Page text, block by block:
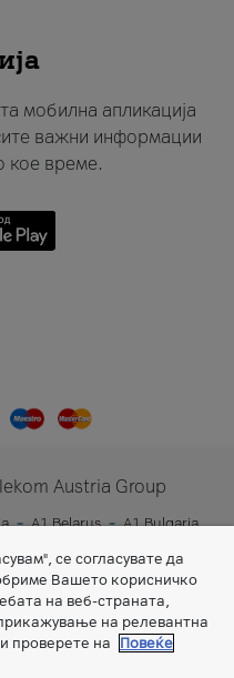
мобилна апликација
важни информации
кое време.
Austria Group
A1 Belarus
A1 Bulgaria
A1 Digital
се согласувате да
Вашето корисничко
на веб-страната,
на релевантна
проверете на
Повеќе